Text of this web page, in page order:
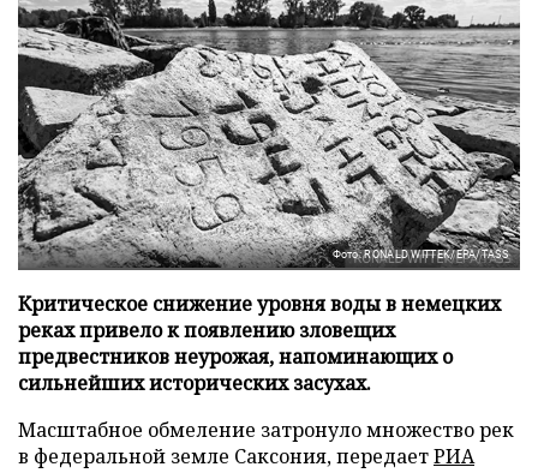
Фото: RONALD WITTEK/EPA/TASS
Критическое снижение уровня воды в немецких
реках привело к появлению зловещих
предвестников неурожая, напоминающих о
сильнейших исторических засухах.
Масштабное обмеление затронуло множество рек
в федеральной земле Саксония, передаетРИА